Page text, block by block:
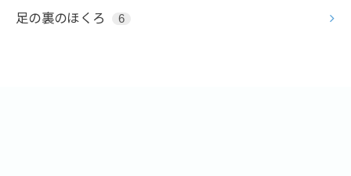
足の裏のほくろ 6